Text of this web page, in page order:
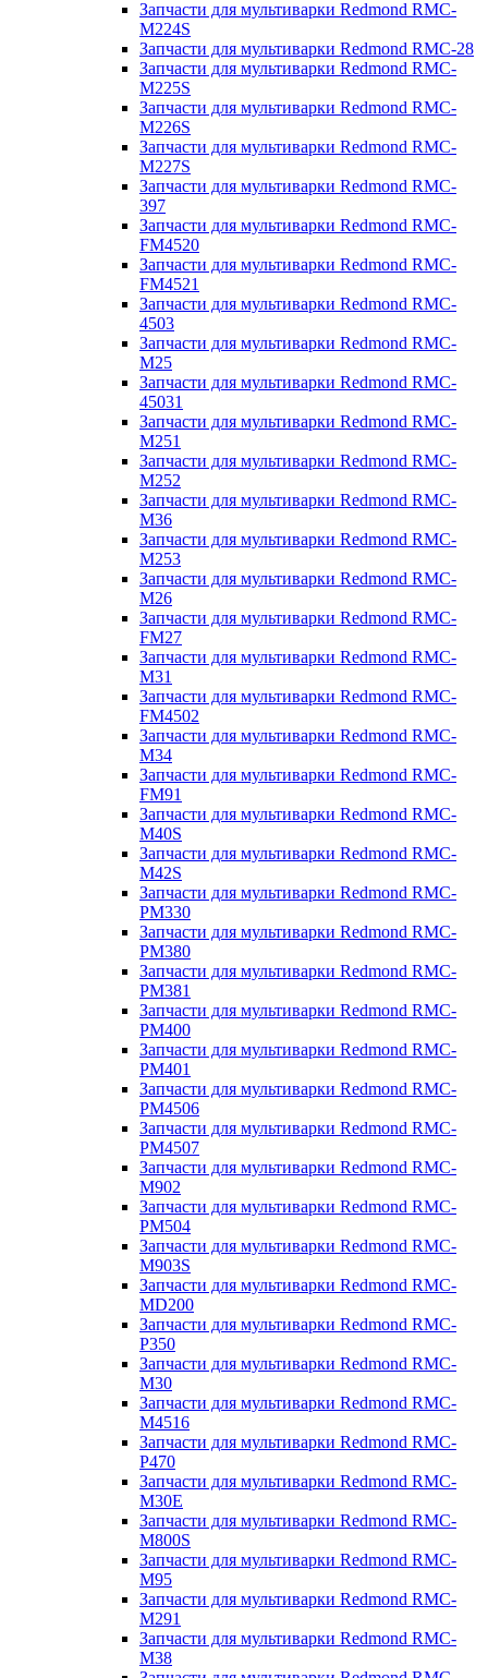
Запчасти для мультиварки Redmond RMC-
M224S
Запчасти для мультиварки Redmond RMC-28
Запчасти для мультиварки Redmond RMC-
M225S
Запчасти для мультиварки Redmond RMC-
M226S
Запчасти для мультиварки Redmond RMC-
M227S
Запчасти для мультиварки Redmond RMC-
397
Запчасти для мультиварки Redmond RMC-
FM4520
Запчасти для мультиварки Redmond RMC-
FM4521
Запчасти для мультиварки Redmond RMC-
4503
Запчасти для мультиварки Redmond RMC-
M25
Запчасти для мультиварки Redmond RMC-
45031
Запчасти для мультиварки Redmond RMC-
M251
Запчасти для мультиварки Redmond RMC-
M252
Запчасти для мультиварки Redmond RMC-
M36
Запчасти для мультиварки Redmond RMC-
M253
Запчасти для мультиварки Redmond RMC-
M26
Запчасти для мультиварки Redmond RMC-
FM27
Запчасти для мультиварки Redmond RMC-
M31
Запчасти для мультиварки Redmond RMC-
FM4502
Запчасти для мультиварки Redmond RMC-
M34
Запчасти для мультиварки Redmond RMC-
FM91
Запчасти для мультиварки Redmond RMC-
M40S
Запчасти для мультиварки Redmond RMC-
M42S
Запчасти для мультиварки Redmond RMC-
PM330
Запчасти для мультиварки Redmond RMC-
PM380
Запчасти для мультиварки Redmond RMC-
PM381
Запчасти для мультиварки Redmond RMC-
PM400
Запчасти для мультиварки Redmond RMC-
PM401
Запчасти для мультиварки Redmond RMC-
PM4506
Запчасти для мультиварки Redmond RMC-
PM4507
Запчасти для мультиварки Redmond RMC-
M902
Запчасти для мультиварки Redmond RMC-
PM504
Запчасти для мультиварки Redmond RMC-
M903S
Запчасти для мультиварки Redmond RMC-
MD200
Запчасти для мультиварки Redmond RMC-
P350
Запчасти для мультиварки Redmond RMC-
M30
Запчасти для мультиварки Redmond RMC-
M4516
Запчасти для мультиварки Redmond RMC-
P470
Запчасти для мультиварки Redmond RMC-
M30E
Запчасти для мультиварки Redmond RMC-
M800S
Запчасти для мультиварки Redmond RMC-
M95
Запчасти для мультиварки Redmond RMC-
M291
Запчасти для мультиварки Redmond RMC-
M38